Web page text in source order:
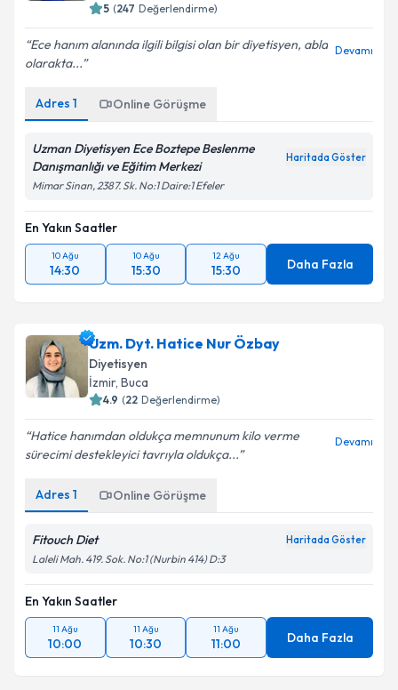
5 (247 Değerlendirme)
Ece hanım alanında ilgili bilgisi olan bir diyetisyen, abla
olarakta...
Devamı
Adres 1 Online Görüşme
Uzman Diyetisyen Ece Boztepe Beslenme
Danışmanlığı ve Eğitim Merkezi
Haritada Göster
Mimar Sinan, 2387. Sk. No:1 Daire:1 Efeler
En Yakın Saatler
10 Ağu
14:30
10 Ağu
15:30
12 Ağu
15:30 Daha Fazla
Uzm. Dyt. Hatice Nur Özbay
Diyetisyen
İzmir, Buca
4.9 (22 Değerlendirme)
Hatice hanımdan oldukça memnunum kilo verme
sürecimi destekleyici tavrıyla oldukça...
Devamı
Adres 1 Online Görüşme
Fitouch Diet Haritada Göster
Laleli Mah. 419. Sok. No:1 (Nurbin 414) D:3
En Yakın Saatler
11 Ağu
10:00
11 Ağu
10:30
11 Ağu
11:00 Daha Fazla